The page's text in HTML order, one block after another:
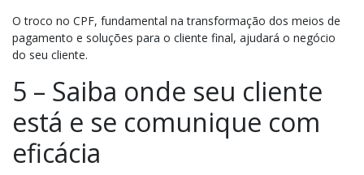
O troco no CPF, fundamental na transformação dos meios de
pagamento e soluções para o cliente final, ajudará o negócio
do seu cliente.
5 – Saiba onde seu cliente
está e se comunique com
eficácia